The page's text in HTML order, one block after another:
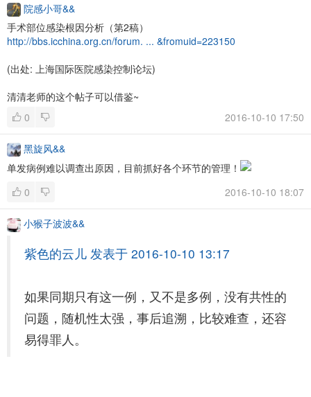
院感小哥&&
手术部位感染根因分析（第2稿）
http://bbs.icchina.org.cn/forum. ... &fromuid=223150
(出处: 上海国际医院感染控制论坛)
清清老师的这个帖子可以借鉴~
0
2016-10-10 17:50
黑旋风&&
单发病例难以调查出原因，目前抓好各个环节的管理！
0
2016-10-10 18:07
小猴子波波&&
紫色的云儿 发表于 2016-10-10 13:17
如果同期只有这一例，又不是多例，没有共性的
问题，随机性太强，事后追溯，比较难查，还容
易得罪人。